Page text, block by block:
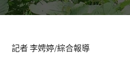
記者 李娉婷/綜合報導